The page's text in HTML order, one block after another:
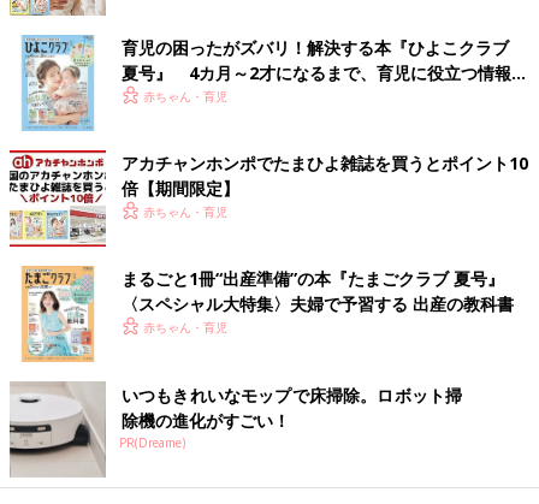
写真は、2カ月のとき。お気に入りのプーさんのラトルと一緒に。
ミルクの飲みなどは気になるものの「すぐに小児科で診てもらお
う」と思うようなことはなかったという葵さん。しかし１カ月健
診で実優ちゃんに「卵巣滑脱ヘルニア」が見つかります。
「1カ月健診のとき小児科の医師に“おまたの上にポコッと出てい
るのわかる？ お母さん、触ってみて”と言われて、初めて私も
気づきました」（葵さん）
育児の困ったがズバリ！解決する本『ひよこクラブ
夏号』 4カ月～2才になるまで、育児に役立つ情報が
いっぱい！
赤ちゃん・育児
アカチャンホンポでたまひよ雑誌を買うとポイント10
倍【期間限定】
赤ちゃん・育児
まるごと1冊“出産準備”の本『たまごクラブ 夏号』
〈スペシャル大特集〉夫婦で予習する 出産の教科書
赤ちゃん・育児
いつもきれいなモップで床掃除。ロボット掃
除機の進化がすごい！
PR(Dreame)